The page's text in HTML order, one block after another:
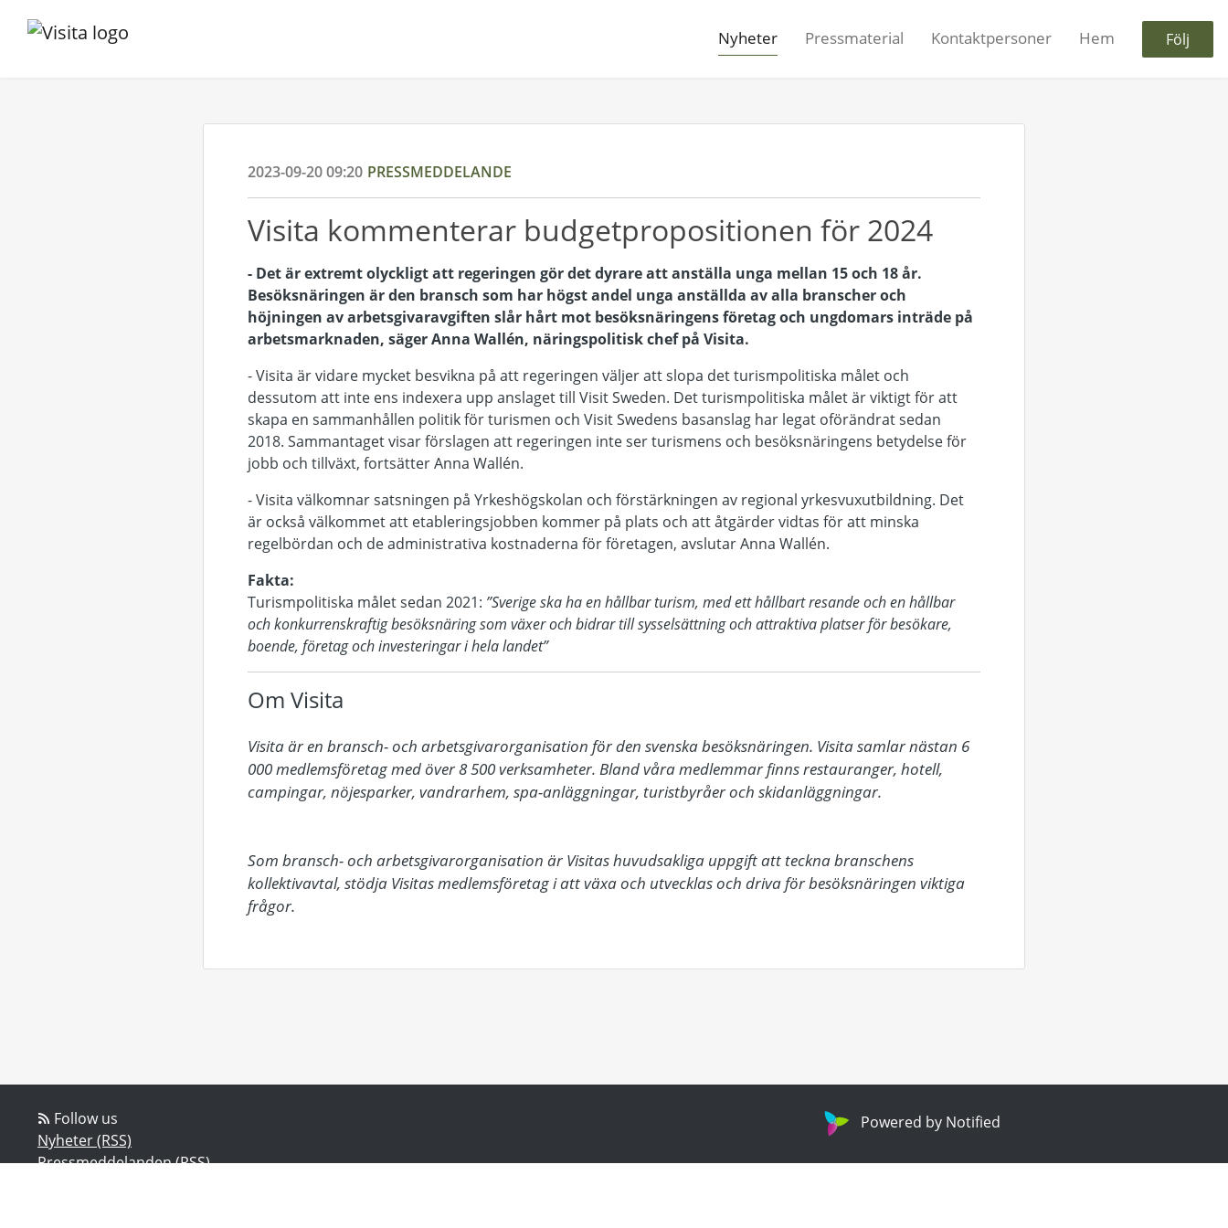
Nyheter Pressmaterial Kontaktpersoner Hem Följ
2023-09-20 09:20 PRESSMEDDELANDE
Visita kommenterar budgetpropositionen för 2024
- Det är extremt olyckligt att regeringen gör det dyrare att anställa unga mellan 15 och 18 år.
Besöksnäringen är den bransch som har högst andel unga anställda av alla branscher och
höjningen av arbetsgivaravgiften slår hårt mot besöksnäringens företag och ungdomars inträde på
arbetsmarknaden, säger Anna Wallén, näringspolitisk chef på Visita.
- Visita är vidare mycket besvikna på att regeringen väljer att slopa det turismpolitiska målet och
dessutom att inte ens indexera upp anslaget till Visit Sweden. Det turismpolitiska målet är viktigt för att
skapa en sammanhållen politik för turismen och Visit Swedens basanslag har legat oförändrat sedan
2018. Sammantaget visar förslagen att regeringen inte ser turismens och besöksnäringens betydelse för
jobb och tillväxt, fortsätter Anna Wallén.
- Visita välkomnar satsningen på Yrkeshögskolan och förstärkningen av regional yrkesvuxutbildning. Det
är också välkommet att etableringsjobben kommer på plats och att åtgärder vidtas för att minska
regelbördan och de administrativa kostnaderna för företagen, avslutar Anna Wallén.
Fakta:
Turismpolitiska målet sedan 2021: ”Sverige ska ha en hållbar turism, med ett hållbart resande och en hållbar
och konkurrenskraftig besöksnäring som växer och bidrar till sysselsättning och attraktiva platser för besökare,
boende, företag och investeringar i hela landet”
Om Visita
Visita är en bransch- och arbetsgivarorganisation för den svenska besöksnäringen. Visita samlar nästan 6
000 medlemsföretag med över 8 500 verksamheter. Bland våra medlemmar finns restauranger, hotell,
campingar, nöjesparker, vandrarhem, spa-anläggningar, turistbyråer och skidanläggningar.
Som bransch- och arbetsgivarorganisation är Visitas huvudsakliga uppgift att teckna branschens
kollektivavtal, stödja Visitas medlemsföretag i att växa och utvecklas och driva för besöksnäringen viktiga
frågor.
Follow us
Nyheter (RSS)
Pressmeddelanden (RSS)
Powered by Notified